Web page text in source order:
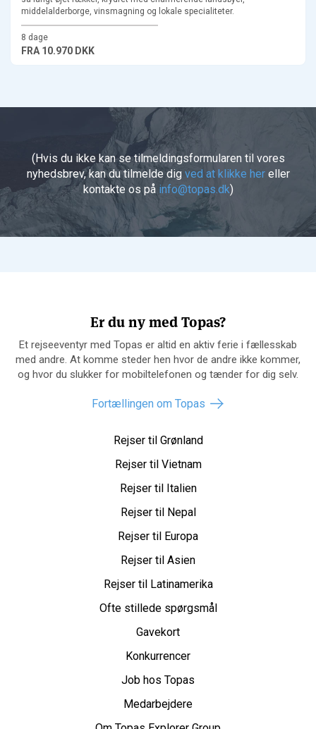
middelalderborge, vinsmagning og lokale specialiteter.
8 dage
FRA 10.970 DKK
(Hvis du ikke kan se tilmeldingsformularen til vores
nyhedsbrev, kan du tilmelde dig ved at klikke hereller
kontakte os på info@topas.dk)
Er du ny med Topas?
Et rejseeventyr med Topas er altid en aktiv ferie i fællesskab
med andre. At komme steder hen hvor de andre ikke kommer,
og hvor du slukker for mobiltelefonen og tænder for dig selv.
Fortællingen om Topas
Rejser til Grønland
Rejser til Vietnam
Rejser til Italien
Rejser til Nepal
Rejser til Europa
Rejser til Asien
Rejser til Latinamerika
Ofte stillede spørgsmål
Gavekort
Konkurrencer
Job hos Topas
Medarbejdere